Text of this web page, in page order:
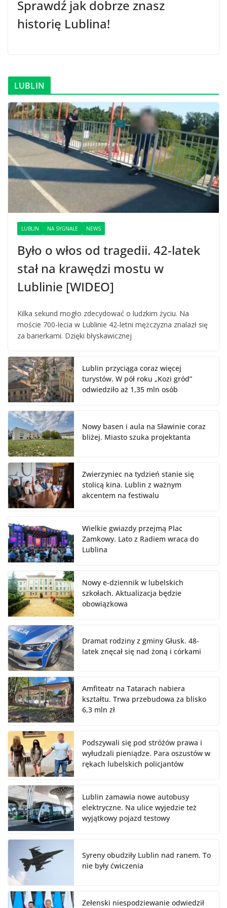
Sprawdź jak dobrze znasz
historię Lublina!
LUBLIN
LUBLIN NA SYGNALE NEWS
Było o włos od tragedii. 42-latek
stał na krawędzi mostu w
Lublinie [WIDEO]
Kilka sekund mogło zdecydować o ludzkim życiu. Na
moście 700-lecia w Lublinie 42-letni mężczyzna znalazł się
za barierkami. Dzięki błyskawicznej
Lublin przyciąga coraz więcej
turystów. W pół roku „Kozi gród”
odwiedziło aż 1,35 mln osób
Nowy basen i aula na Sławinie coraz
bliżej. Miasto szuka projektanta
Zwierzyniec na tydzień stanie się
stolicą kina. Lublin z ważnym
akcentem na festiwalu
Wielkie gwiazdy przejmą Plac
Zamkowy. Lato z Radiem wraca do
Lublina
Nowy e-dziennik w lubelskich
szkołach. Aktualizacja będzie
obowiązkowa
Dramat rodziny z gminy Głusk. 48-
latek znęcał się nad żoną i córkami
Amfiteatr na Tatarach nabiera
kształtu. Trwa przebudowa za blisko
6,3 mln zł
Podszywali się pod stróżów prawa i
wyłudzali pieniądze. Para oszustów w
rękach lubelskich policjantów
Lublin zamawia nowe autobusy
elektryczne. Na ulice wyjedzie też
wyjątkowy pojazd testowy
Syreny obudziły Lublin nad ranem. To
nie były ćwiczenia
Zełenski niespodziewanie odwiedził